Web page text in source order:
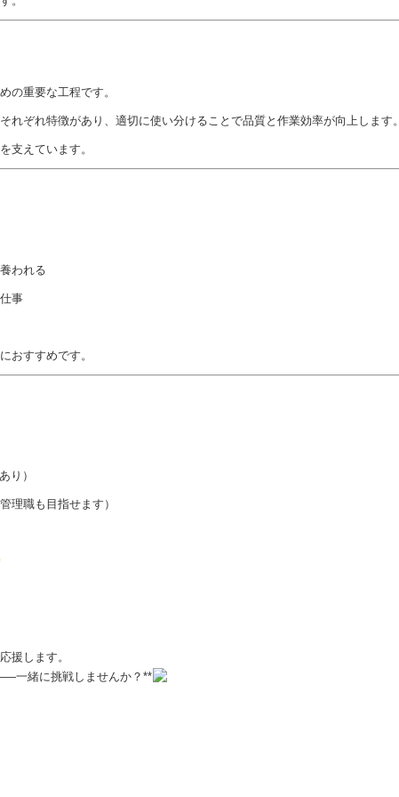
の重要な工程です。
れぞれ特徴があり、適切に使い分けることで品質と作業効率が向上します。
支えています。
われる
事
おすすめです。
り）
理職も目指せます）
援します。
一緒に挑戦しませんか？**